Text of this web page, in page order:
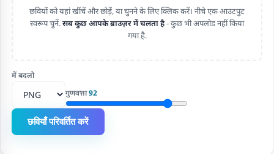
छवियों को यहां खींचें और छोड़ें, या चुनने के लिए क्लिक करें। नीचे एक आउटपुट
स्वरूप चुनें.सब कुछ आपके ब्राउज़र में चलता है- कुछ भी अपलोड नहीं किया
गया है.
में बदलो
गुणवत्ता92
छवियाँ परिवर्तित करें